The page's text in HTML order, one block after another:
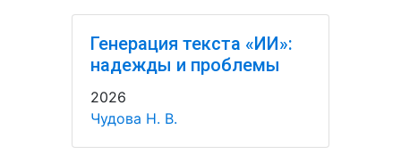
Генерация текста «ИИ»:
надежды и проблемы
2026
Чудова Н. В.